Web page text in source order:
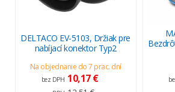
DELTACO EV-5103, Držiak pre
nabíjací konektor Typ2
Na objednanie do 7 prac. dní
bez DPH 10,17 €